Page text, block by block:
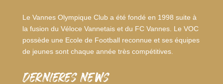
Le Vannes Olympique Club a été fondé en 1998 suite à
la fusion du Véloce Vannetais et du FC Vannes. Le VOC
possède une Ecole de Football reconnue et ses équipes
de jeunes sont chaque année très compétitives.